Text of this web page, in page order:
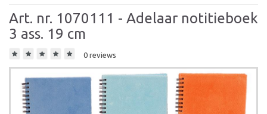
Art. nr. 1070111 - Adelaar notitieboek
3 ass. 19 cm
0 reviews